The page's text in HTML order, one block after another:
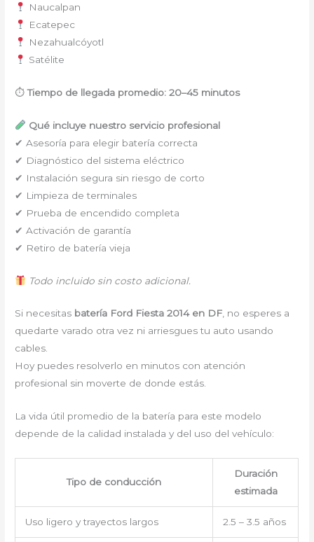
Naucalpan
Ecatepec
Nezahualcóyotl
Satélite
⏱Tiempo de llegada promedio: 20–45 minutos
Qué incluye nuestro servicio profesional
✔ Asesoría para elegir batería correcta
✔ Diagnóstico del sistema eléctrico
✔ Instalación segura sin riesgo de corto
✔ Limpieza de terminales
✔ Prueba de encendido completa
✔ Activación de garantía
✔ Retiro de batería vieja
Todo incluido sin costo adicional.
Si necesitas batería Ford Fiesta 2014 en DF, no esperes a
quedarte varado otra vez ni arriesgues tu auto usando
cables.
Hoy puedes resolverlo en minutos con atención
profesional sin moverte de donde estás.
La vida útil promedio de la batería para este modelo
depende de la calidad instalada y del uso del vehículo:
Tipo de conducción
Duración
estimada
Uso ligero y trayectos largos 2.5 – 3.5 años